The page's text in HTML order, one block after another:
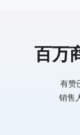
百万
有赞
销售